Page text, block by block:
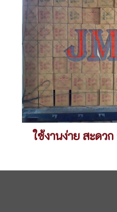
ใช้งานง่าย สะดวก